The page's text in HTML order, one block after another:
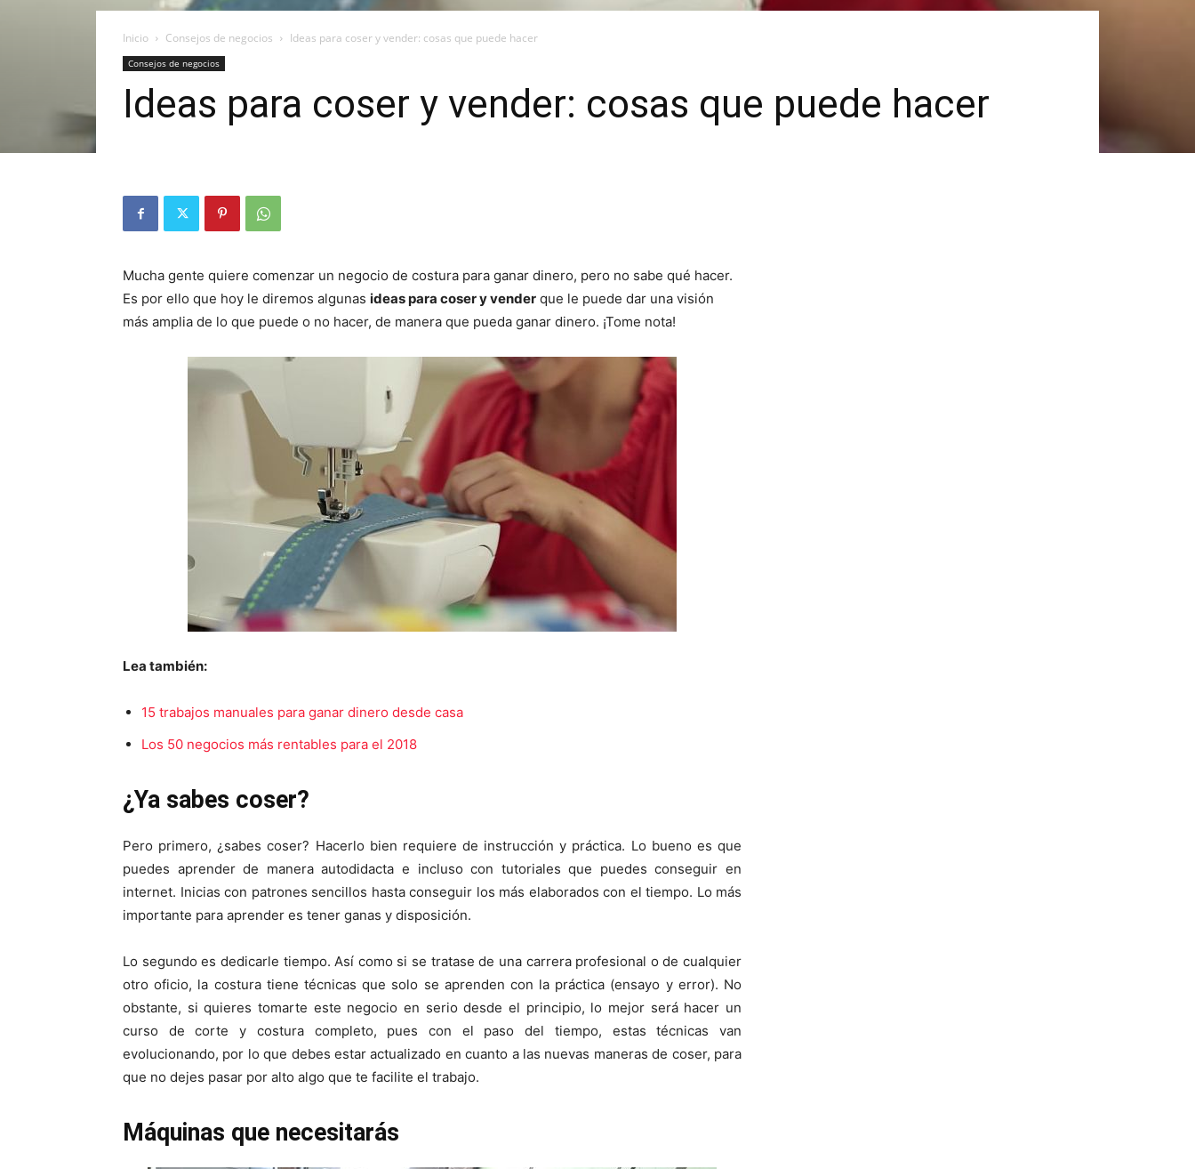
Inicio Consejos de negocios Ideas para coser y vender: cosas que puede hacer
Consejos de negocios
Ideas para coser y vender: cosas que puede hacer
Mucha gente quiere comenzar un negocio de costura para ganar dinero, pero no sabe qué hacer.
Es por ello que hoy le diremos algunas ideas para coser y vender que le puede dar una visión
más amplia de lo que puede o no hacer, de manera que pueda ganar dinero. ¡Tome nota!
Lea también:
15 trabajos manuales para ganar dinero desde casa
Los 50 negocios más rentables para el 2018
¿Ya sabes coser?
Pero primero, ¿sabes coser? Hacerlo bien requiere de instrucción y práctica. Lo bueno es que
puedes aprender de manera autodidacta e incluso con tutoriales que puedes conseguir en
internet. Inicias con patrones sencillos hasta conseguir los más elaborados con el tiempo. Lo más
importante para aprender es tener ganas y disposición.
Lo segundo es dedicarle tiempo. Así como si se tratase de una carrera profesional o de cualquier
otro oficio, la costura tiene técnicas que solo se aprenden con la práctica (ensayo y error). No
obstante, si quieres tomarte este negocio en serio desde el principio, lo mejor será hacer un
curso de corte y costura completo, pues con el paso del tiempo, estas técnicas van
evolucionando, por lo que debes estar actualizado en cuanto a las nuevas maneras de coser, para
que no dejes pasar por alto algo que te facilite el trabajo.
Máquinas que necesitarás